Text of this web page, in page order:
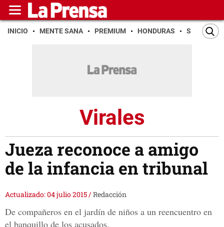
INICIO MENTE SANA PREMIUM HONDURAS SAN PEDRO
Virales
Jueza reconoce a amigo
de la infancia en tribunal
Actualizado: 04 julio 2015/Redacción
De compañeros en el jardín de niños a un reencuentro en
el banquillo de los acusados.